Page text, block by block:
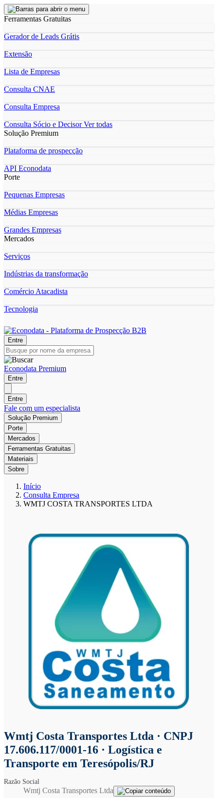
Ferramentas Gratuitas
Gerador de Leads Grátis
Extensão
Lista de Empresas
Consulta CNAE
Consulta Empresa
Consulta Sócio e DecisorVer todas
Solução Premium
Plataforma de prospecção
API Econodata
Porte
Pequenas Empresas
Médias Empresas
Grandes Empresas
Mercados
Serviços
Indústrias da transformação
Comércio Atacadista
Tecnologia
Entre
Econodata Premium
Entre
Entre
Fale com um especialista
Solução Premium
Porte
Mercados
Ferramentas Gratuitas
Materiais
Sobre
Início
Consulta Empresa
WMTJ COSTA TRANSPORTES LTDA
Wmtj Costa Transportes Ltda · CNPJ
17.606.117/0001-16 · Logística e
Transporte em Teresópolis/RJ
Razão Social
Wmtj Costa Transportes Ltda